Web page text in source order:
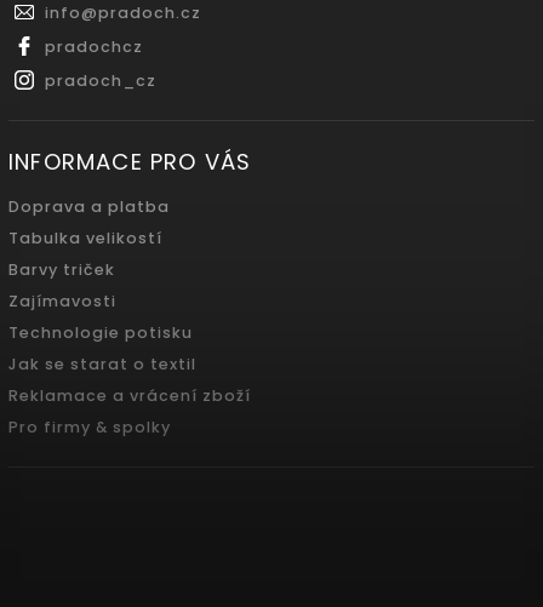
info@pradoch.cz
pradochcz
pradoch_cz
INFORMACE PRO VÁS
Doprava a platba
Tabulka velikostí
Barvy triček
Zajímavosti
Technologie potisku
Jak se starat o textil
Reklamace a vrácení zboží
Pro firmy & spolky